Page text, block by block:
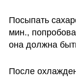
Посыпать
мин.,
она должна
После